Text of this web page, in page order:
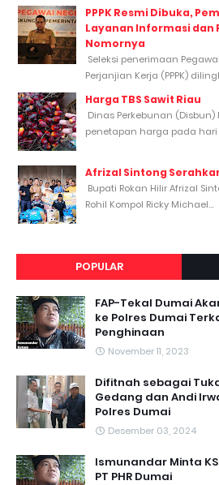
PPPK Resmi Dibuka,
Layanan Informasi dan
Nomornya
Seleksi penerimaan
Perjanjian Kerja (PPPK)
Harga TBS Sawit Riau
Dinas Perkebunan (Disbun)
penetapan harga pada hari
Afrizal Sintong
Bupati Rokan Hilir Afrizal
Rohil Kompol Ricky Michael...
POPULAR
FAP-Tekal Dumai
ke Polres Dumai
Penghinaan
November 11, 2023
Difitnah sebagai
Gedang dan Andi
Polres Dumai
Desember 03, 2024
Ismunandar Minta
PT PHR Dumai